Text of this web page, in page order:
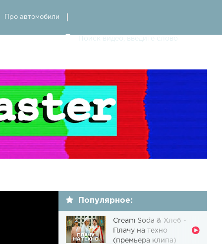
Про автомобили
Популярное:
Cream Soda & Хлеб -
Плачу на техно
(премьера клипа)